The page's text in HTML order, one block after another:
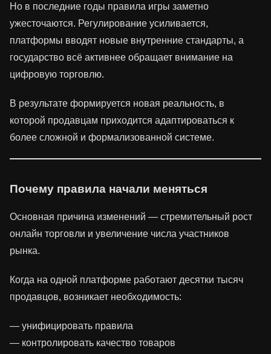
Но в последние годы правила игры заметно
ужесточаются. Регулирование усиливается,
платформы вводят новые внутренние стандарты, а
государство всё активнее обращает внимание на
цифровую торговлю.
В результате формируется новая реальность, в
которой продавцам приходится адаптироваться к
более сложной и формализованной системе.
Почему правила начали меняться
Основная причина изменений — стремительный рост
онлайн торговли и увеличение числа участников
рынка.
Когда на одной платформе работают десятки тысяч
продавцов, возникает необходимость:
— унифицировать правила
— контролировать качество товаров